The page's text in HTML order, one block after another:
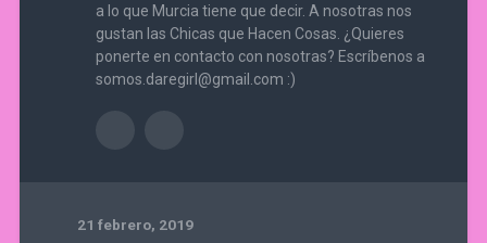
a lo que Murcia tiene que decir. A nosotras nos
gustan las Chicas que Hacen Cosas. ¿Quieres
ponerte en contacto con nosotras? Escríbenos a
somos.daregirl@gmail.com :)
21 febrero, 2019